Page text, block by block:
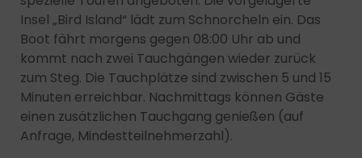
Insel „Bird Island“ lädt zum Schnorcheln ein. Das
Boot fährt morgens gegen 08:00 Uhr ab und
kommt nach zwei Tauchgängen wieder zurück
zum Steg. Die Tauchplätze sind zwischen 5 und 15
Minuten erreichbar. Nachmittags können Gäste
einen zusätzlichen Tauchgang genießen (auf
Anfrage, Mindestteilnehmerzahl).